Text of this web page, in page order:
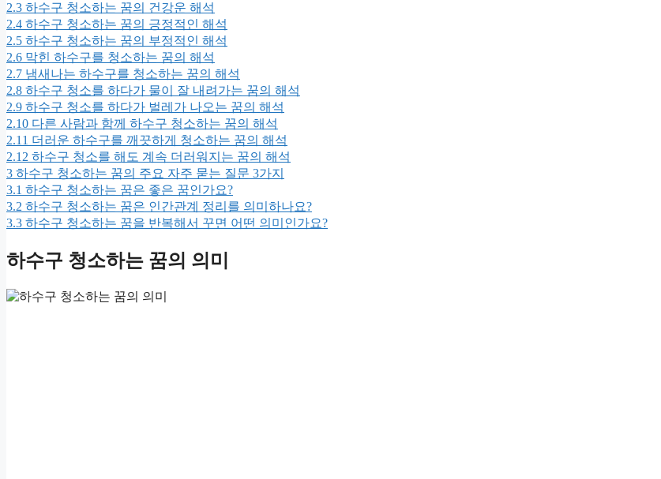
2.3 하수구 청소하는 꿈의 건강운 해석
2.4 하수구 청소하는 꿈의 긍정적인 해석
2.5 하수구 청소하는 꿈의 부정적인 해석
2.6 막힌 하수구를 청소하는 꿈의 해석
2.7 냄새나는 하수구를 청소하는 꿈의 해석
2.8 하수구 청소를 하다가 물이 잘 내려가는 꿈의 해석
2.9 하수구 청소를 하다가 벌레가 나오는 꿈의 해석
2.10 다른 사람과 함께 하수구 청소하는 꿈의 해석
2.11 더러운 하수구를 깨끗하게 청소하는 꿈의 해석
2.12 하수구 청소를 해도 계속 더러워지는 꿈의 해석
3 하수구 청소하는 꿈의 주요 자주 묻는 질문 3가지
3.1 하수구 청소하는 꿈은 좋은 꿈인가요?
3.2 하수구 청소하는 꿈은 인간관계 정리를 의미하나요?
3.3 하수구 청소하는 꿈을 반복해서 꾸면 어떤 의미인가요?
하수구 청소하는 꿈의 의미